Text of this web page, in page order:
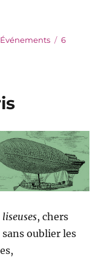
Catégories
Événements
6
liseuses, chers
sans oublier les